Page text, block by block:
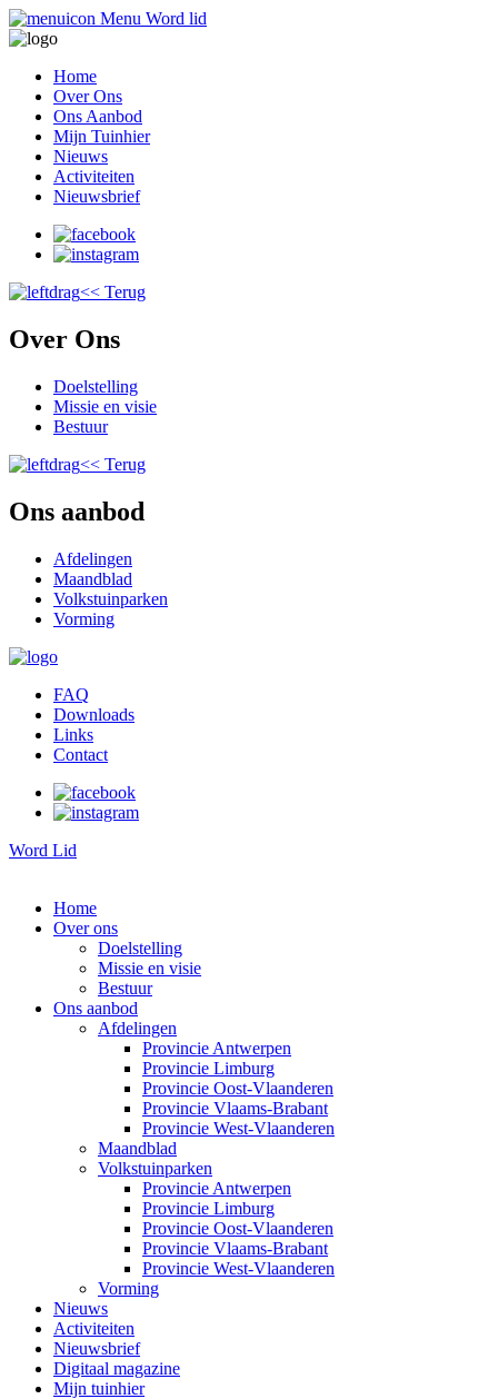
Menu Word lid
Home
Over Ons
Ons Aanbod
Mijn Tuinhier
Nieuws
Activiteiten
Nieuwsbrief
<< Terug
Over Ons
Doelstelling
Missie en visie
Bestuur
<< Terug
Ons aanbod
Afdelingen
Maandblad
Volkstuinparken
Vorming
FAQ
Downloads
Links
Contact
Word Lid
Home
Over ons
Doelstelling
Missie en visie
Bestuur
Ons aanbod
Afdelingen
Provincie Antwerpen
Provincie Limburg
Provincie Oost-Vlaanderen
Provincie Vlaams-Brabant
Provincie West-Vlaanderen
Maandblad
Volkstuinparken
Provincie Antwerpen
Provincie Limburg
Provincie Oost-Vlaanderen
Provincie Vlaams-Brabant
Provincie West-Vlaanderen
Vorming
Nieuws
Activiteiten
Nieuwsbrief
Digitaal magazine
Mijn tuinhier